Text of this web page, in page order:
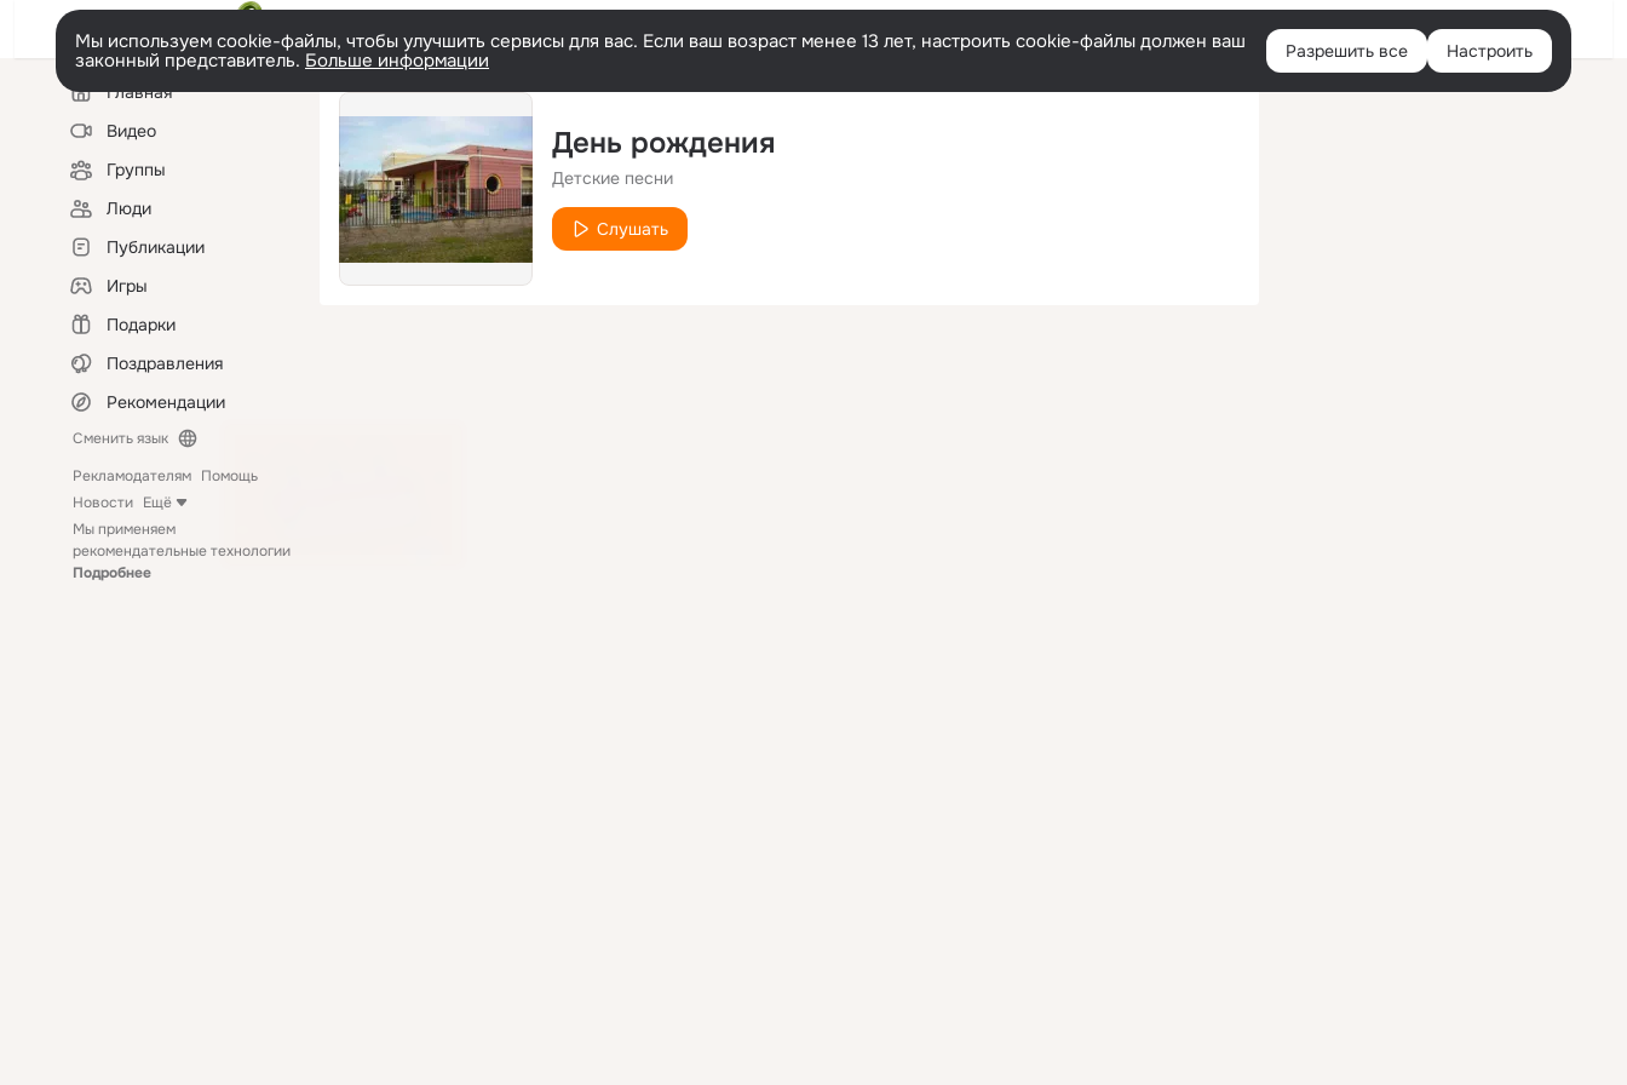
Войти
Мы используем cookie-файлы, чтобы улучшить сервисы для вас. Если ваш возраст менее 13 лет, настроить cookie-файлы должен ваш
законный представитель. Больше информации Разрешить все Настроить
Левая
колонкаГлавная
Видео
Группы
Люди
Публикации
Игры
Подарки
Поздравления
Рекомендации
Сменить язык
Рекламодателям Помощь
Новости Ещё
Мы применяем
рекомендательные технологии
Подробнее
День рождения
Детские песни
Слушать